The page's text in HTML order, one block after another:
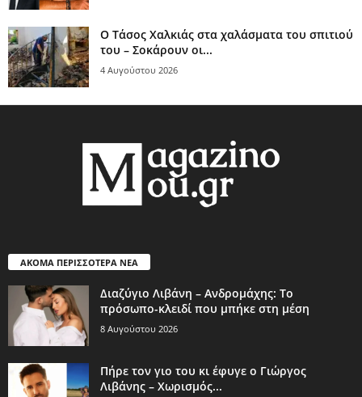
Ο Τάσος Χαλκιάς στα χαλάσματα του σπιτιού
του – Σοκάρουν οι...
4 Αυγούστου 2026
ΑΚΟΜΑ ΠΕΡΙΣΣΟΤΕΡΑ ΝΕΑ
Διαζύγιο Λιβάνη – Ανδρομάχης: Το
πρόσωπο-κλειδί που μπήκε στη μέση
8 Αυγούστου 2026
Πήρε τον γιο του κι έφυγε ο Γιώργος
Λιβάνης – Χωρισμός...